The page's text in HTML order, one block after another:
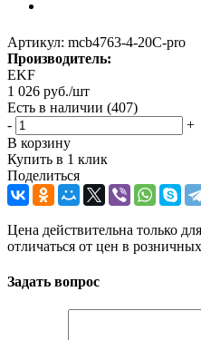
Артикул: mcb4763-4-20C-pro
Производитель:
EKF
1 026 руб./шт
Есть в наличии (407)
-
+
В корзину
Купить в 1 клик
Поделиться
Цена действительна только
отличаться от цен в
Задать вопрос